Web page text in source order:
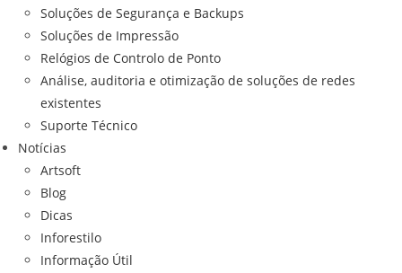
Soluções de Segurança e Backups
Soluções de Impressão
Relógios de Controlo de Ponto
Análise, auditoria e otimização de soluções de redes
existentes
Suporte Técnico
Notícias
Artsoft
Blog
Dicas
Inforestilo
Informação Útil